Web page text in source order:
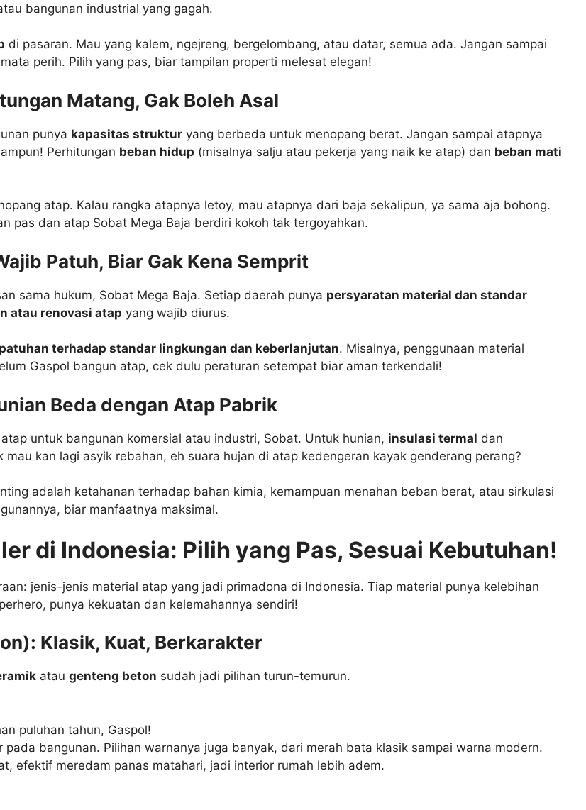
bangunan industrial yang gagah.
di pasaran. Mau yang kalem, ngejreng, bergelombang, atau datar, semua ada. Jangan sampai
perih. Pilih yang pas, biar tampilan properti melesat elegan!
Matang, Gak Boleh Asal
punya kapasitas struktur yang berbeda untuk menopang berat. Jangan sampai atapnya
Perhitungan beban hidup (misalnya salju atau pekerja yang naik ke atap) dan beban mati
atap. Kalau rangka atapnya letoy, mau atapnya dari baja sekalipun, ya sama aja bohong.
pas dan atap Sobat Mega Baja berdiri kokoh tak tergoyahkan.
Patuh, Biar Gak Kena Semprit
sama hukum, Sobat Mega Baja. Setiap daerah punya persyaratan material dan standar
atau renovasi atap yang wajib diurus.
terhadap standar lingkungan dan keberlanjutan. Misalnya, penggunaan material
Gaspol bangun atap, cek dulu peraturan setempat biar aman terkendali!
Beda dengan Atap Pabrik
untuk bangunan komersial atau industri, Sobat. Untuk hunian, insulasi termal dan
kan lagi asyik rebahan, eh suara hujan di atap kedengeran kayak genderang perang?
adalah ketahanan terhadap bahan kimia, kemampuan menahan beban berat, atau sirkulasi
biar manfaatnya maksimal.
di Indonesia: Pilih yang Pas, Sesuai Kebutuhan!
jenis-jenis material atap yang jadi primadona di Indonesia. Tiap material punya kelebihan
punya kekuatan dan kelemahannya sendiri!
Klasik, Kuat, Berkarakter
atau genteng beton sudah jadi pilihan turun-temurun.
puluhan tahun, Gaspol!
bangunan. Pilihan warnanya juga banyak, dari merah bata klasik sampai warna modern.
efektif meredam panas matahari, jadi interior rumah lebih adem.